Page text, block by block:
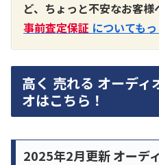
ど、ちょっと不安なお客様
事前査定保証 についても
高く 売れる オーディ
オはこちら！
2025年2月更新 オーデ